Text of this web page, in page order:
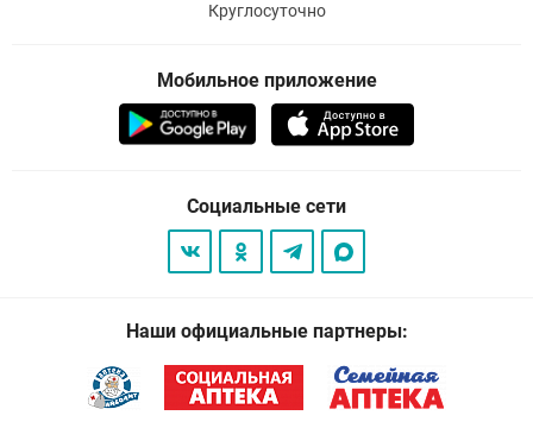
Круглосуточно
Мобильное приложение
Социальные сети
Наши официальные партнеры: